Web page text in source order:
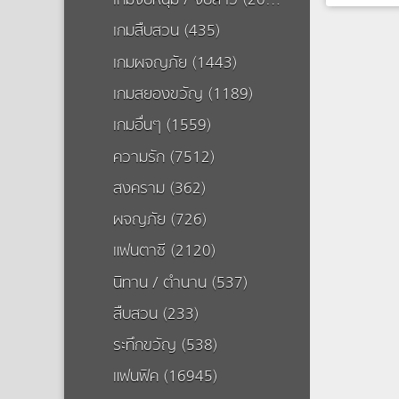
เกมสืบสวน (435)
เกมผจญภัย (1443)
เกมสยองขวัญ (1189)
เกมอื่นๆ (1559)
ความรัก (7512)
สงคราม (362)
ผจญภัย (726)
แฟนตาซี (2120)
นิทาน / ตำนาน (537)
สืบสวน (233)
ระทึกขวัญ (538)
แฟนฟิค (16945)